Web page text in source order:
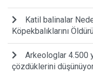
Katil balinalar
Köpekbalıklarını
Arkeologlar 4.500
çözdüklerini